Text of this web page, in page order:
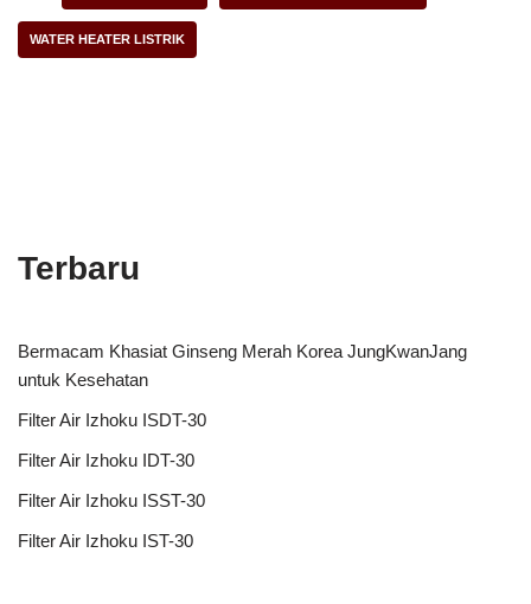
WATER HEATER LISTRIK
Terbaru
Bermacam Khasiat Ginseng Merah Korea JungKwanJang
untuk Kesehatan
Filter Air Izhoku ISDT-30
Filter Air Izhoku IDT-30
Filter Air Izhoku ISST-30
Filter Air Izhoku IST-30